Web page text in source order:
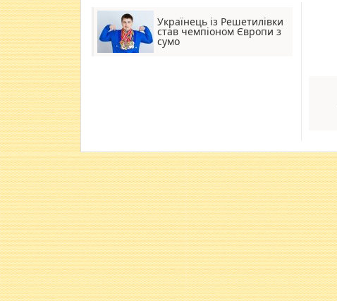
Українець із Решетилівки
став чемпіоном Європи з
сумо